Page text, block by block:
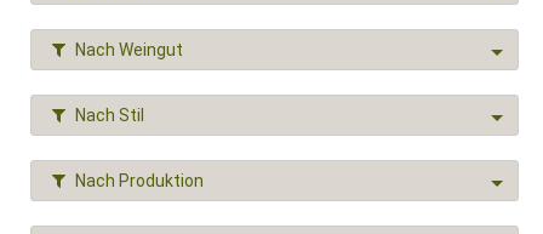
Nach Weingut
Nach Stil
Nach Produktion